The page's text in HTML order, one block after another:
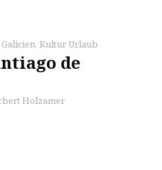
Galicien, Kultur Urlaub
de
Holzamer